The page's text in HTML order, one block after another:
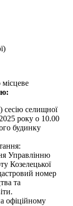
ю:
сесію селищної
року о 10.00
будинку
Управлінню
Козелецької
номер
та
офіційному